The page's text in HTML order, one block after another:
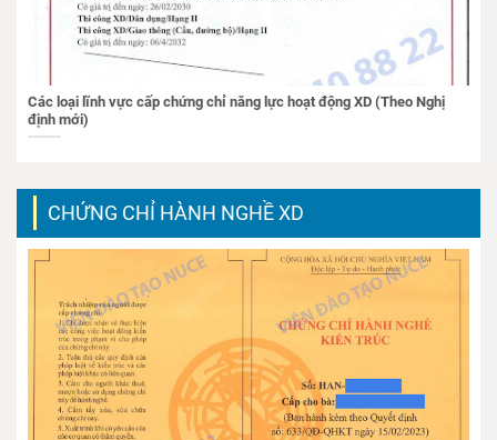
Các loại lĩnh vực cấp chứng chỉ năng lực hoạt động XD (Theo Nghị
định mới)
CHỨNG CHỈ HÀNH NGHỀ XD